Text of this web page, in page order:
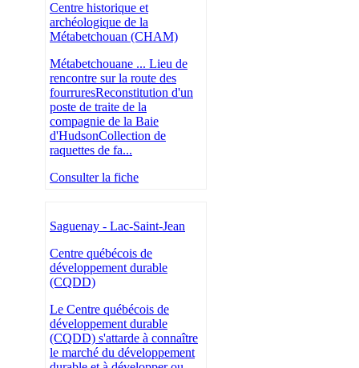
Centre historique et
archéologique de la
Métabetchouan (CHAM)
Métabetchouane ... Lieu de
rencontre sur la route des
fourruresReconstitution d'un
poste de traite de la
compagnie de la Baie
d'HudsonCollection de
raquettes de fa...
Consulter la fiche
Saguenay - Lac-Saint-Jean
Centre québécois de
développement durable
(CQDD)
Le Centre québécois de
développement durable
(CQDD) s'attarde à connaître
le marché du développement